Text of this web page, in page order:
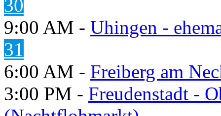
30
9:00 AM - Uhingen -
31
6:00 AM - Freiberg am
3:00 PM - Freudenstadt -